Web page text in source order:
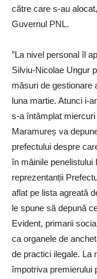
către care s-au
Guvernul PNL.
”La nivel personal îl
Silviu-Nicolae Ungur
măsuri de gestionare
luna martie. Atunci i-
s-a întâmplat
Maramureș va
prefectului despre
în mâinile penelistului
reprezentanții
aflat pe lista agreată
le spune să depună
Evident, primarii
ca organele de
de practici ilegale. La
împotriva premierului